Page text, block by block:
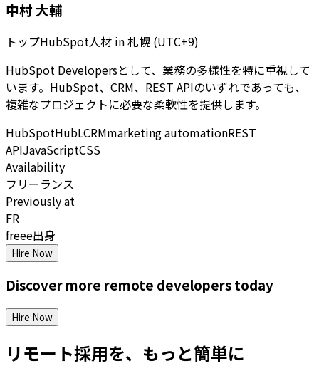
中村 大輔
トップHubSpot人材 in札幌 (UTC+9)
HubSpot Developersとして、業務の多様性を特に重視して
います。HubSpot、CRM、REST APIのいずれであっても、
複雑なプロジェクトに必要な柔軟性を提供します。
HubSpotHubLCRMmarketing automationREST
APIJavaScriptCSS
Availability
フリーランス
Previously at
FR
freee出身
Hire Now
Discover more remote developerstoday
Hire Now
リモート採用を、もっと簡単に